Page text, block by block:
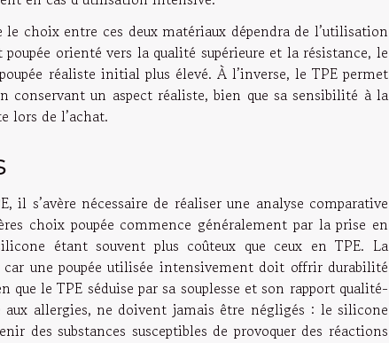
choix entre ces deux matériaux dépendra de l’utilisation
orienté vers la qualité supérieure et la résistance, le
réaliste initial plus élevé. À l’inverse, le TPE permet
conservant un aspect réaliste, bien que sa sensibilité à la
lors de l’achat.
il s’avère nécessaire de réaliser une analyse comparative
choix poupée commence généralement par la prise en
étant souvent plus coûteux que ceux en TPE. La
une poupée utilisée intensivement doit offrir durabilité
le TPE séduise par sa souplesse et son rapport qualité-
allergies, ne doivent jamais être négligés : le silicone
des substances susceptibles de provoquer des réactions